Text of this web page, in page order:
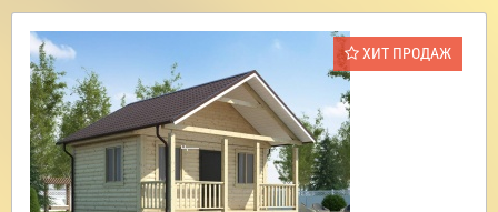
ХИТ ПРОДАЖ